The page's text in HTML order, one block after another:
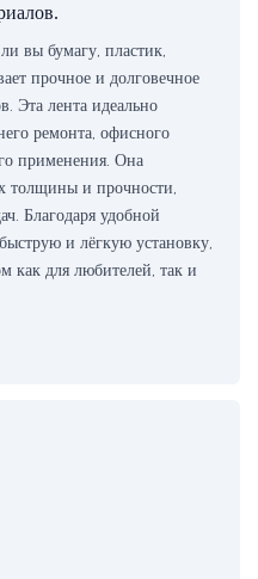
вы бумагу, пластик,
прочное и долговечное
Эта лента идеально
ремонта, офисного
применения. Она
толщины и прочности,
Благодаря удобной
и лёгкую установку,
как для любителей, так и